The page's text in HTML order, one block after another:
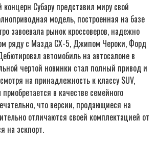
концерн Субару представил миру свой
модель, построенная на базе
завоевала рынок кроссоверов, надежно
ряду с Мазда СХ-5, Джипом Чероки, Форд
автомобиль на автосалоне в
чертой новинки стал полный привод и
на принадлежность к классу SUV,
в качестве семейного
что версии, продающиеся на
отличаются своей комплектацией от
на эскпорт.